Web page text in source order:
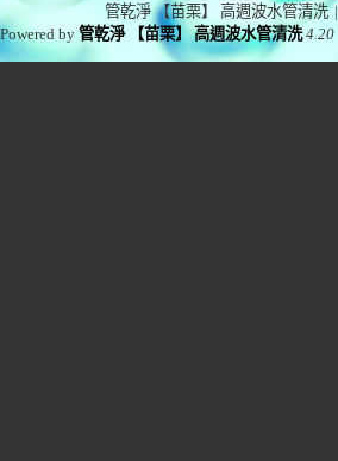
管乾淨 【苗栗】 高週波水管清洗 |
Powered by管乾淨 【苗栗】 高週波水管清洗 4.20